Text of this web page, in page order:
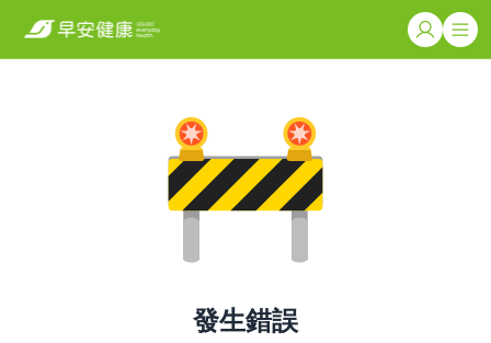
發生錯誤